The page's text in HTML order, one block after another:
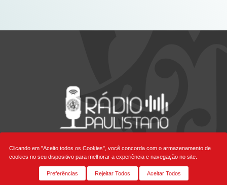
Siga-nos
Clicando em "Aceito todos os Cookies", você concorda com o armazenamento de
cookies no seu dispositivo para melhorar a experiência e navegação no site.
Preferências Rejeitar Todos Aceitar Todos